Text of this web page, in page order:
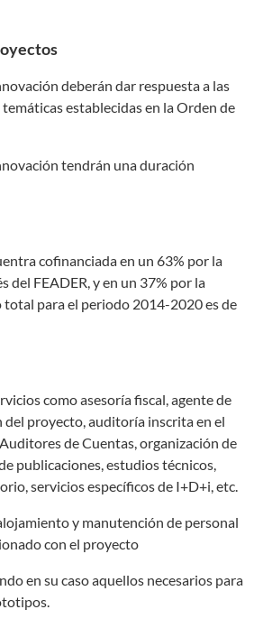
deberán dar respuesta a las
establecidas en la Orden de
tendrán una duración
cofinanciada en un 63% por la
del FEADER, y en un 37% por la
total para el periodo 2014-2020 es de
como asesoría fiscal, agente de
del proyecto, auditoría inscrita en el
de Cuentas, organización de
publicaciones, estudios técnicos,
servicios específicos de I+D+i, etc.
y manutención de personal
con el proyecto
en su caso aquellos necesarios para